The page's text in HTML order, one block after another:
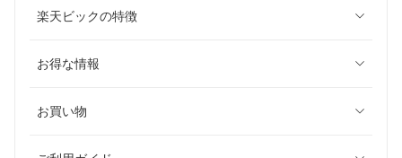
楽天ビックの特徴
お得な情報
お買い物